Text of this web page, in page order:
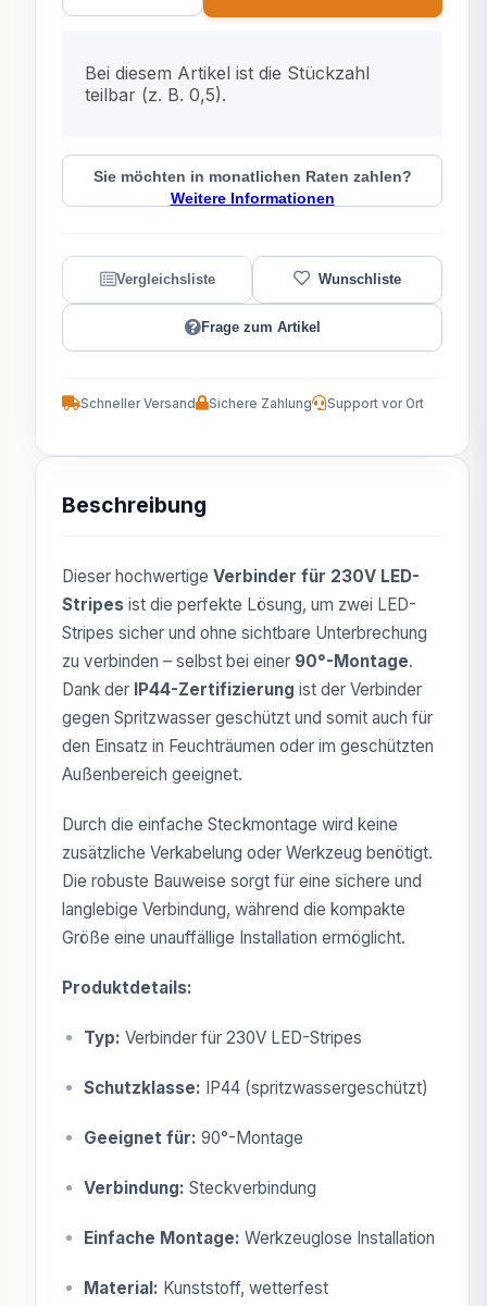
Bei diesem Artikel ist die Stückzahl
teilbar (z. B. 0,5).
Sie möchten in monatlichen Raten zahlen?
Weitere Informationen
Frage zum Artikel
Schneller Versand Sichere Zahlung Support vor Ort
Beschreibung
Dieser hochwertige Verbinder für 230V LED-
Stripes ist die perfekte Lösung, um zwei LED-
Stripes sicher und ohne sichtbare Unterbrechung
zu verbinden – selbst bei einer 90°-Montage.
Dank der IP44-Zertifizierung ist der Verbinder
gegen Spritzwasser geschützt und somit auch für
den Einsatz in Feuchträumen oder im geschützten
Außenbereich geeignet.
Durch die einfache Steckmontage wird keine
zusätzliche Verkabelung oder Werkzeug benötigt.
Die robuste Bauweise sorgt für eine sichere und
langlebige Verbindung, während die kompakte
Größe eine unauffällige Installation ermöglicht.
Produktdetails:
Typ: Verbinder für 230V LED-Stripes
Schutzklasse: IP44 (spritzwassergeschützt)
Geeignet für: 90°-Montage
Verbindung: Steckverbindung
Einfache Montage: Werkzeuglose Installation
Material: Kunststoff, wetterfest